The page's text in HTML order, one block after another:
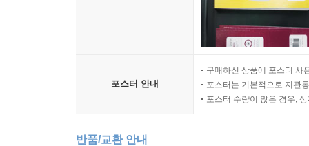
포스터 안내
구매하신 상품에 포스터 사
포스터는 기본적으로 지관
포스터 수량이 많은 경우,
반품/교환 안내